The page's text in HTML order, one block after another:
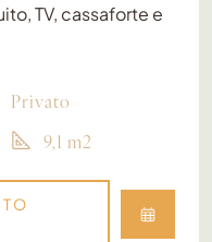
TV, cassaforte e
Privato
9,1 m2